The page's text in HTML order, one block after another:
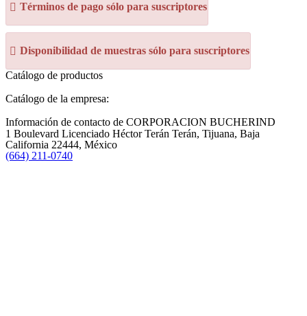
Términos de pago sólo para suscriptores
Disponibilidad de muestras sólo para suscriptores
Catálogo de productos
Catálogo de la empresa:
Información de contacto de CORPORACION BUCHERIND
1 Boulevard Licenciado Héctor Terán Terán, Tijuana, Baja
California 22444, México
(664) 211-0740